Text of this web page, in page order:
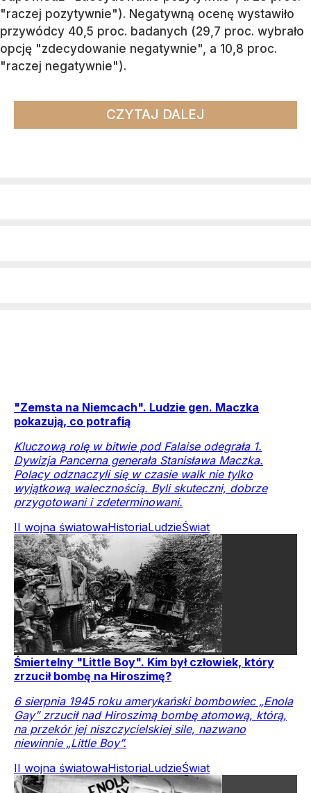
"raczej pozytywnie"). Negatywną ocenę wystawiło
przywódcy 40,5 proc. badanych (29,7 proc. wybrało
opcję "zdecydowanie negatywnie", a 10,8 proc.
"raczej negatywnie").
CZYTAJ DALEJ
"Zemsta na Niemcach". Ludzie gen. Maczka
pokazują, co potrafią
Kluczową rolę w bitwie pod Falaise odegrała 1.
Dywizja Pancerna generała Stanisława Maczka.
Polacy odznaczyli się w czasie walk nie tylko
wyjątkową walecznością. Byli skuteczni, dobrze
przygotowani i zdeterminowani.
II wojna światowaHistoriaLudzieŚwiat
Śmiertelny "Little Boy". Kim był człowiek, który
zrzucił bombę na Hiroszimę?
6 sierpnia 1945 roku amerykański bombowiec „Enola
Gay” zrzucił nad Hiroszimą bombę atomową, którą,
na przekór jej niszczycielskiej sile, nazwano
niewinnie „Little Boy”.
II wojna światowaHistoriaLudzieŚwiat